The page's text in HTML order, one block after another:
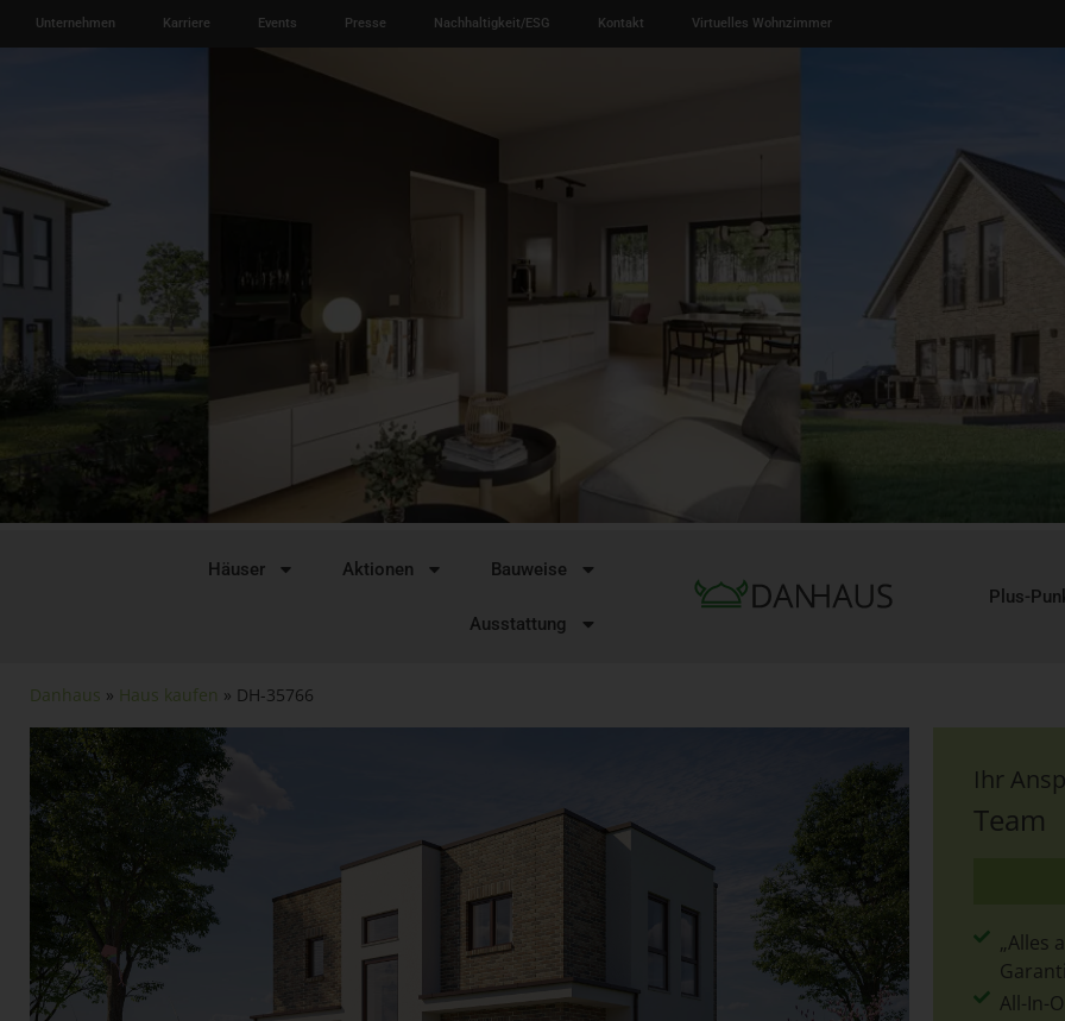
Unternehmen Karriere Events Presse Nachhaltigkeit/ESG Kontakt Virtuelles Wohnzimmer
Häuser Aktionen Bauweise
Ausstattung
Plus-
Danhaus » Haus kaufen » DH-35766
Ihr
Team
„Alles
All-In-